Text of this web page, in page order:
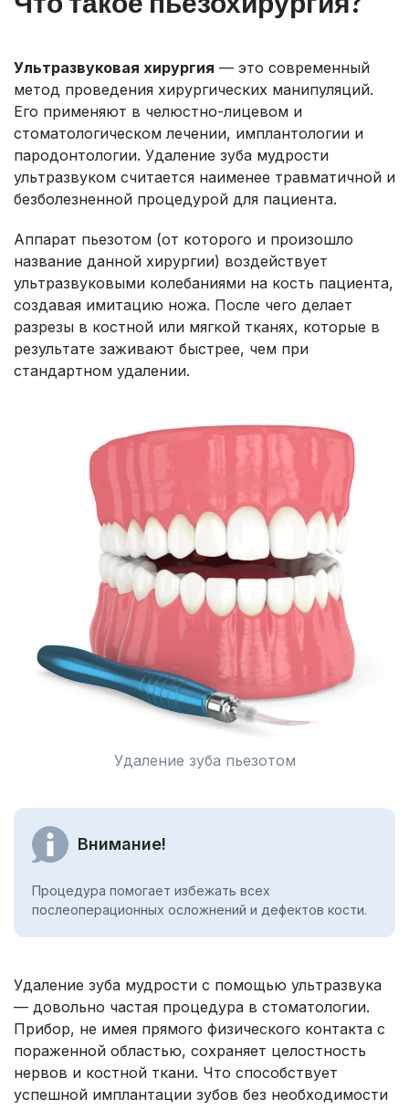
Ультразвуковая хирургия — это современный
метод проведения хирургических манипуляций.
Его применяют в челюстно-лицевом и
стоматологическом лечении, имплантологии и
пародонтологии. Удаление зуба мудрости
ультразвуком считается наименее травматичной и
безболезненной процедурой для пациента.
Аппарат пьезотом (от которого и произошло
название данной хирургии) воздействует
ультразвуковыми колебаниями на кость пациента,
создавая имитацию ножа. После чего делает
разрезы в костной или мягкой тканях, которые в
результате заживают быстрее, чем при
стандартном удалении.
Удаление зуба пьезотом
Внимание!
Процедура помогает избежать всех
послеоперационных осложнений и дефектов кости.
Удаление зуба мудрости с помощью ультразвука
— довольно частая процедура в стоматологии.
Прибор, не имея прямого физического контакта с
пораженной областью, сохраняет целостность
нервов и костной ткани. Что способствует
успешной имплантации зубов без необходимости